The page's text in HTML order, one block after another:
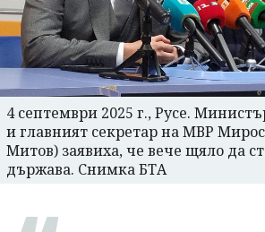
4 септември 2025 г., Русе.
и главният секретар на МВР
Митов) заявиха, че вече щяло да
държава. Снимка БТА